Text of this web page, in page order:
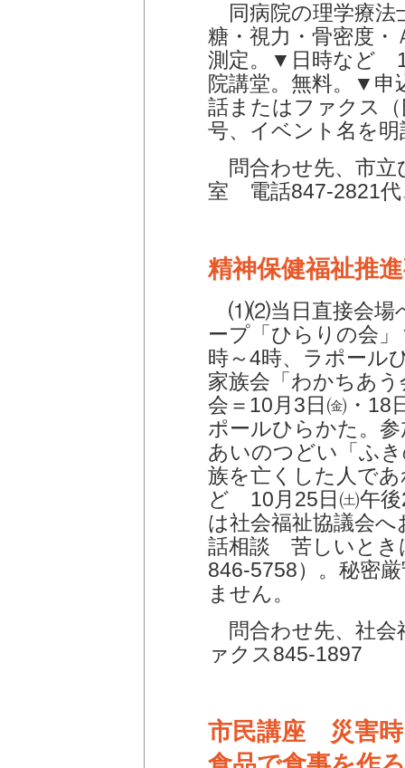
同病院の理学療法
糖・視力・骨密度・
測定。▼日時など
院講堂。無料。▼
話またはファクス
号、イベント名を
問合わせ先、市立
室 電話847-2821代
精神保健福祉推
⑴⑵当日直接会場
ープ「ひらりの会
時～4時、ラポール
家族会「わかちあ
会＝10月3日㈮・18
ポールひらかた。
あいのつどい「ふ
族を亡くした人で
ど 10月25日㈯午後
は社会福祉協議会
話相談 苦しいとき
846-5758）。秘密
ません。
問合わせ先、社会
ァクス845-1897
市民講座 災害